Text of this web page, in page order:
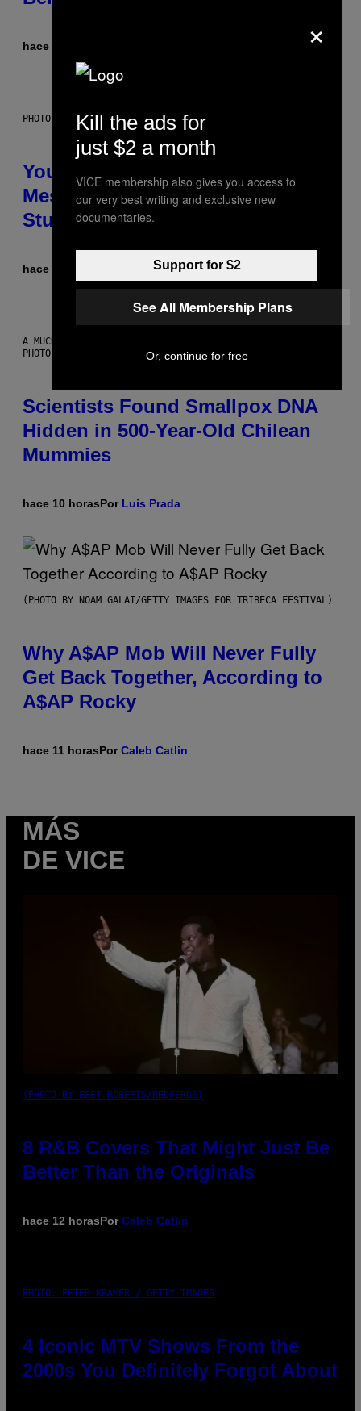
hace 10 horas
PHOTO: BATUHAN TOKER / GETTY IMAGES
Your Desk Height Could Be
Messing With Your Brain, New
Study Finds
hace 10 horas Luis Prada
A MUCH, MUCH OLDER CHILEAN MUMMY THAN THOSE IN QUESTION.
PHOTO: MARTIN BERNETTI/AFP VIA GETTY IMAGES
Scientists Found Smallpox DNA
Hidden in 500-Year-Old Chilean
Mummies
hace 10 horasPor Luis Prada
(PHOTO BY NOAM GALAI/GETTY IMAGES FOR TRIBECA FESTIVAL)
Why A$AP Mob Will Never Fully
Get Back Together, According to
A$AP Rocky
hace 11 horasPorCaleb Catlin
MÁS
DE VICE
(PHOTO BY EBET ROBERTS/REDFERNS)
8 R&B Covers That Might Just Be
Better Than the Originals
hace 12 horasPorCaleb Catlin
PHOTO: PETER KRAMER / GETTY IMAGES
4 Iconic MTV Shows From the
2000s You Definitely Forgot About
×
Kill the ads for
just $2 a month
VICE membership also gives you access to
our very best writing and exclusive new
documentaries.
Support for $2
See All Membership Plans
Or, continue for free